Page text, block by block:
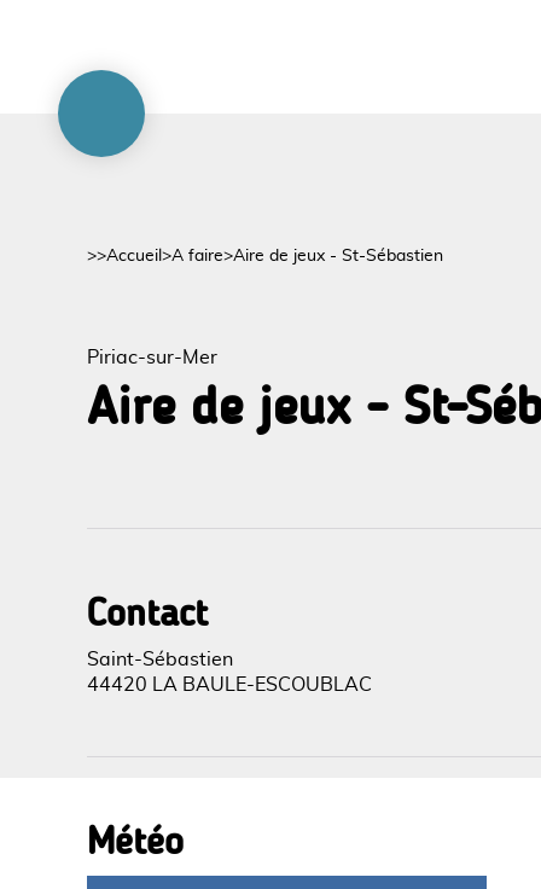
>>Accueil >A faire>Aire de jeux - St-Sébastien
Piriac-sur-Mer
Aire de jeux - St-
Contact
Saint-Sébastien
44420 LA BAULE-ESCOUBLAC
Météo